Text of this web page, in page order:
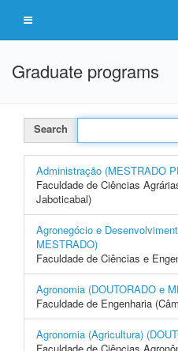
Graduate programs
Search
Administração (MESTRADO
Faculdade de Ciências
Jaboticabal)
Agronegócio e
MESTRADO)
Faculdade de Ciências e
Agronomia (DOUTORADO e
Faculdade de Engenharia
Agronomia (Agricultura)